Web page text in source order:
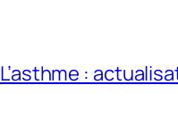
L’asthme :